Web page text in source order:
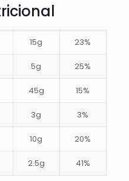
15g 23%
5g 25%
45g 15%
3g 3%
10g 20%
2.5g 41%